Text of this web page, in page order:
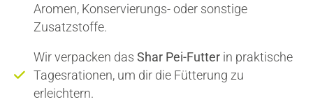
Aromen, Konservierungs- oder sonstige
Zusatzstoffe.
Wir verpacken das Shar Pei-Futterin praktische
Tagesrationen, um dir die Fütterung zu
erleichtern.